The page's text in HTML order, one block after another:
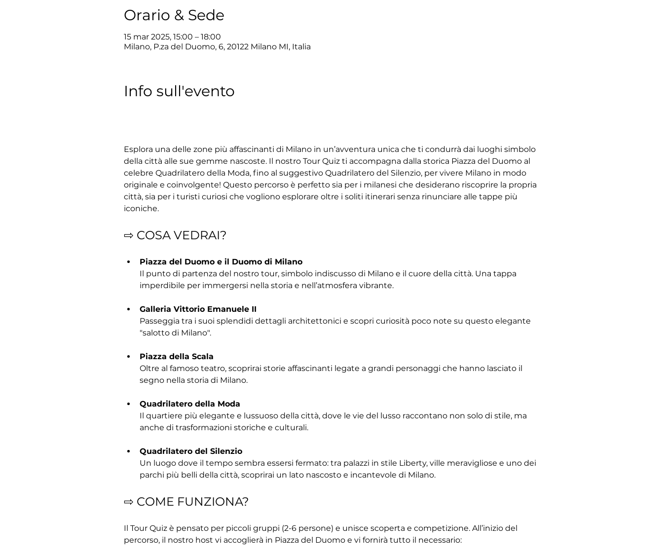
Orario & Sede
15 mar 2025, 15:00 – 18:00
Milano, P.za del Duomo, 6, 20122 Milano MI, Italia
Info sull'evento
Esplora una delle zone più affascinanti di Milano in un’avventura unica che ti condurrà dai luoghi simbolo
della città alle sue gemme nascoste. Il nostro Tour Quiz ti accompagna dalla storica Piazza del Duomo al
celebre Quadrilatero della Moda, fino al suggestivo Quadrilatero del Silenzio, per vivere Milano in modo
originale e coinvolgente! Questo percorso è perfetto sia per i milanesi che desiderano riscoprire la propria
città, sia per i turisti curiosi che vogliono esplorare oltre i soliti itinerari senza rinunciare alle tappe più
iconiche.
⇨ COSA VEDRAI?
Piazza del Duomo e il Duomo di Milano
Il punto di partenza del nostro tour, simbolo indiscusso di Milano e il cuore della città. Una tappa
imperdibile per immergersi nella storia e nell’atmosfera vibrante.
Galleria Vittorio Emanuele II
Passeggia tra i suoi splendidi dettagli architettonici e scopri curiosità poco note su questo elegante
"salotto di Milano".
Piazza della Scala
Oltre al famoso teatro, scoprirai storie affascinanti legate a grandi personaggi che hanno lasciato il
segno nella storia di Milano.
Quadrilatero della Moda
Il quartiere più elegante e lussuoso della città, dove le vie del lusso raccontano non solo di stile, ma
anche di trasformazioni storiche e culturali.
Quadrilatero del Silenzio
Un luogo dove il tempo sembra essersi fermato: tra palazzi in stile Liberty, ville meravigliose e uno dei
parchi più belli della città, scoprirai un lato nascosto e incantevole di Milano.
⇨ COME FUNZIONA?
Il Tour Quiz è pensato per piccoli gruppi (2-6 persone) e unisce scoperta e competizione. All’inizio del
percorso, il nostro host vi accoglierà in Piazza del Duomo e vi fornirà tutto il necessario: